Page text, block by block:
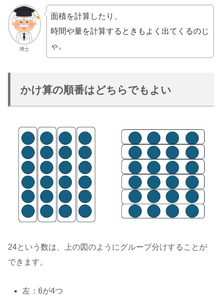
博士
面積を計算したり、
時間や量を計算するときもよく出てくるのじ
ゃ。
かけ算の順番はどちらでもよい
24という数は、上の図のようにグループ分けすることが
できます。
左：6が4つ